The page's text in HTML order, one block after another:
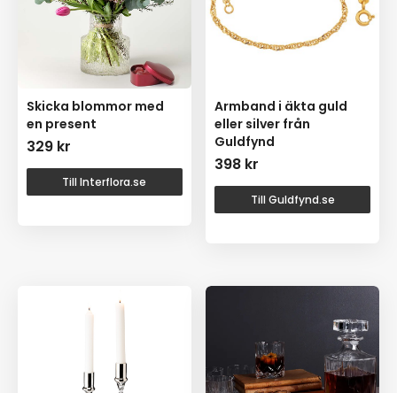
Skicka blommor med
en present
329 kr
Till Interflora.se
Armband i äkta guld
eller silver från
Guldfynd
398 kr
Till Guldfynd.se